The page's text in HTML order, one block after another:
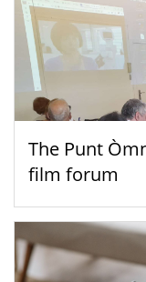
The Punt
film forum